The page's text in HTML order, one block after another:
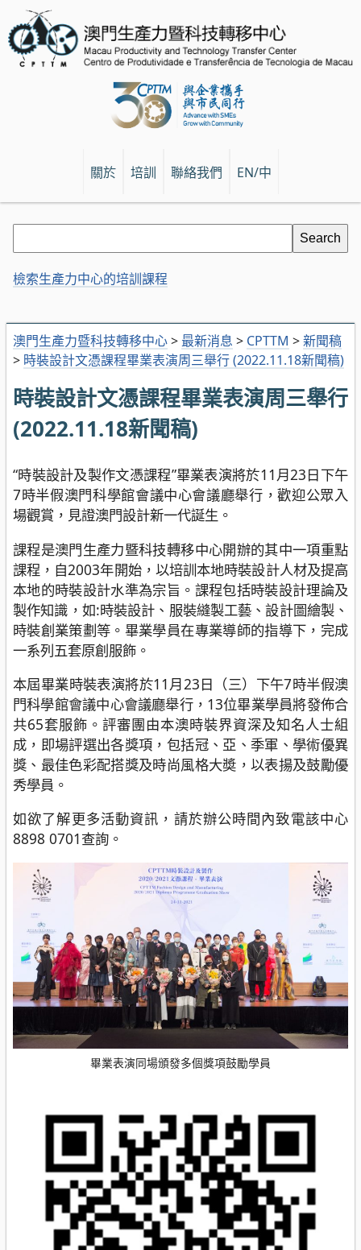
關於 培訓 聯絡我們 EN/中
澳門生產力暨科技轉移中心> 最新消息 > CPTTM >新聞稿
> 時裝設計文憑課程畢業表演周三舉行 (2022.11.18新聞稿)
時裝設計文憑課程畢業表演周三舉行
(2022.11.18新聞稿)
“時裝設計及製作文憑課程”畢業表演將於11月23日下午
7時半假澳門科學館會議中心會議廳舉行，歡迎公眾入
場觀賞，見證澳門設計新一代誕生。
課程是澳門生產力暨科技轉移中心開辦的其中一項重點
課程，自2003年開始，以培訓本地時裝設計人材及提高
本地的時裝設計水準為宗旨。課程包括時裝設計理論及
製作知識，如:時裝設計、服裝縫製工藝、設計圖繪製、
時裝創業策劃等。畢業學員在專業導師的指導下，完成
一系列五套原創服飾。
本屆畢業時裝表演將於11月23日（三）下午7時半假澳
門科學館會議中心會議廳舉行，13位畢業學員將發佈合
共65套服飾。評審團由本澳時裝界資深及知名人士組
成，即場評選出各獎項，包括冠、亞、季軍、學術優異
獎、最佳色彩配搭獎及時尚風格大奬，以表揚及鼓勵優
秀學員。
如欲了解更多活動資訊，請於辦公時間內致電該中心
8898 0701查詢。
畢業表演同場頒發多個獎項鼓勵學員
檢索生產力中心的培訓課程